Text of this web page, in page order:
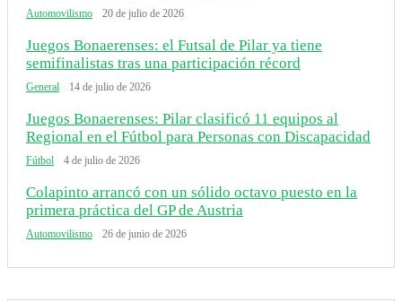
Automovilismo 20 de julio de 2026
Juegos Bonaerenses: el Futsal de Pilar ya tiene
semifinalistas tras una participación récord
General 14 de julio de 2026
Juegos Bonaerenses: Pilar clasificó 11 equipos al
Regional en el Fútbol para Personas con Discapacidad
Fútbol 4 de julio de 2026
Colapinto arrancó con un sólido octavo puesto en la
primera práctica del GP de Austria
Automovilismo 26 de junio de 2026